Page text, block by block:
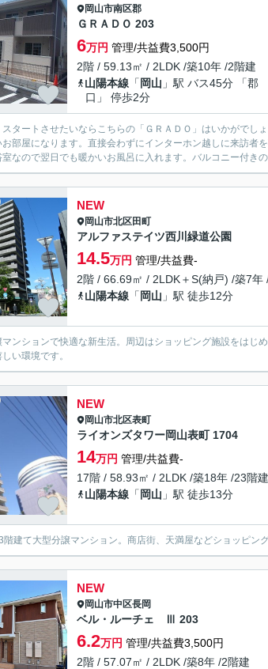
岡山市南区郡
ＧＲＡＤＯ 203
6万円 管理/共益費3,500円
2階 / 59.13㎡ / 2LDK /築10年 /2階建
山陽本線 「 岡山 」駅 バス45分 「郡
口」 停歩2分
タートさせたいならこちらの「ＧＲＡＤＯ」はいかがでし
部屋になります。直接会わずにインターホン越しに来訪者
なので翌日でも暖かいお風呂に入れます。バルコニー付き
NEW
岡山市北区田町
アルファステイツ西川緑道公園
14.5万円 管理/共益費-
2階 / 66.69㎡ / 2LDK＋S(納戸) /築7年
山陽本線 「 岡山 」駅 徒歩12分
ンションで快適な新生活。周辺はショッピング施設をはじ
い環境です。
NEW
岡山市北区表町
ライオンズタワー岡山表町 1704
14万円 管理/共益費-
17階 / 58.93㎡ / 2LDK /築18年 /23階建
山陽本線 「 岡山 」駅 徒歩13分
階建て大型分譲マンション。商店街、天満屋などショッピン
NEW
岡山市中区長岡
ベル・ルーチェ Ⅲ 203
6.2万円 管理/共益費3,500円
2階 / 57.07㎡ / 2LDK /築8年 /2階建